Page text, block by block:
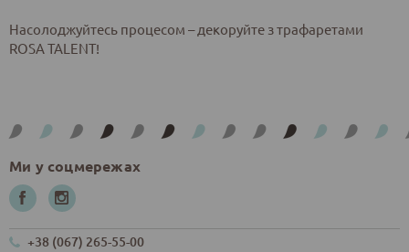
Насолоджуйтесь процесом – декоруйте з трафаретами
ROSA TALENT!
Ми у соцмережах
+38 (067) 265-55-00